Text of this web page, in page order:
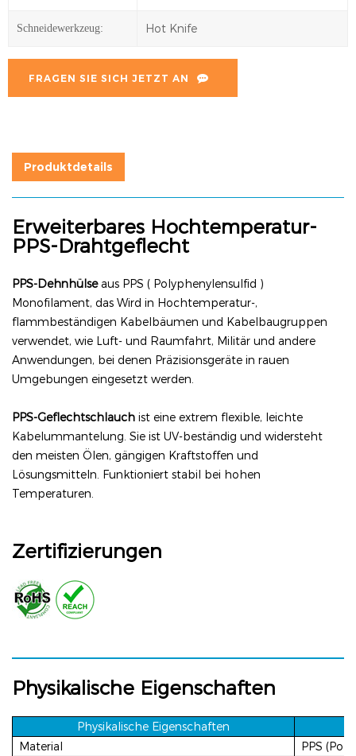
Schneidewerkzeug: Hot Knife
FRAGEN SIE SICH JETZT AN
Produktdetails
Erweiterbares Hochtemperatur-
PPS-Drahtgeflecht
PPS-Dehnhülseaus PPS ( Polyphenylensulfid )
Monofilament, das Wird in Hochtemperatur-,
flammbeständigen Kabelbäumen und Kabelbaugruppen
verwendet, wie Luft- und Raumfahrt, Militär und andere
Anwendungen, bei denen Präzisionsgeräte in rauen
Umgebungen eingesetzt werden.
PPS-Geflechtschlauch ist eine extrem flexible, leichte
Kabelummantelung. Sie ist UV-beständig und widersteht
den meisten Ölen, gängigen Kraftstoffen und
Lösungsmitteln. Funktioniert stabil bei hohen
Temperaturen.
Zertifizierungen
Physikalische Eigenschaften
Physikalische Eigenschaften
Material
PPS